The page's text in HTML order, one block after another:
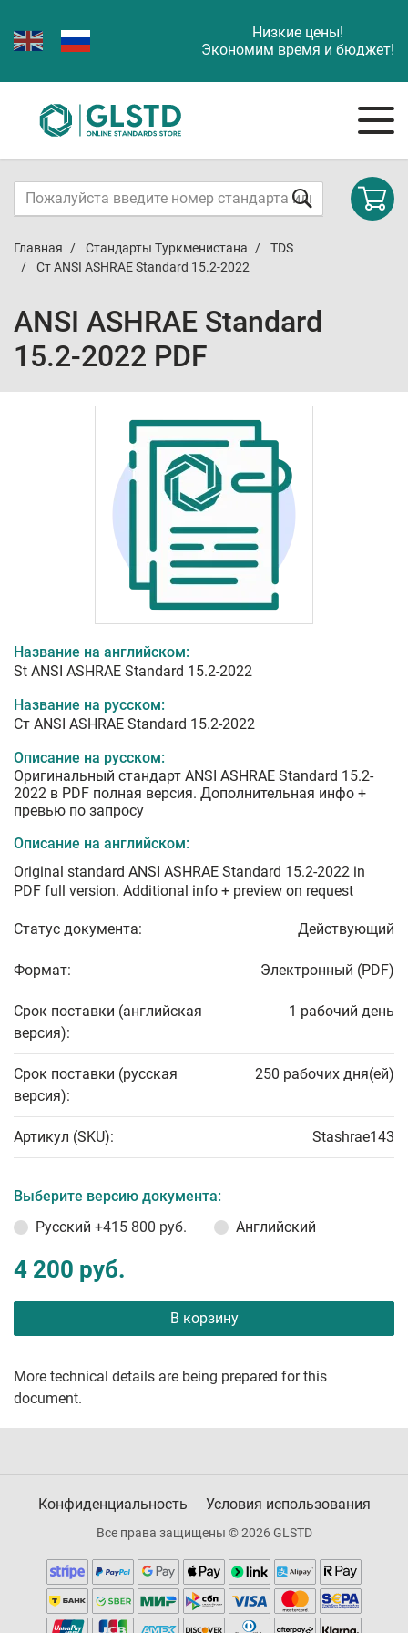
Низкие цены!
Экономим время и бюджет!
Главная Стандарты Туркменистана
TDS
Ст ANSI ASHRAE Standard 15.2-2022
ANSI ASHRAE Standard
15.2-2022 PDF
Название на английском:
St ANSI ASHRAE Standard 15.2-2022
Название на русском:
Ст ANSI ASHRAE Standard 15.2-2022
Описание на русском:
Оригинальный стандарт ANSI ASHRAE Standard 15.2-
2022 в PDF полная версия. Дополнительная инфо +
превью по запросу
Описание на английском:
Original standard ANSI ASHRAE Standard 15.2-2022 in
PDF full version. Additional info + preview on request
Статус документа: Действующий
Формат: Электронный (PDF)
Срок поставки (английская
версия):
1 рабочий день
Срок поставки (русская
версия):
250 рабочих дня(ей)
Артикул (SKU): Stashrae143
Выберите версию документа:
Русский +415 800 руб. Английский
4 200 руб.
В корзину
More technical details are being prepared for this
document.
Конфиденциальность Условия использования
Все права защищены © 2026 GLSTD